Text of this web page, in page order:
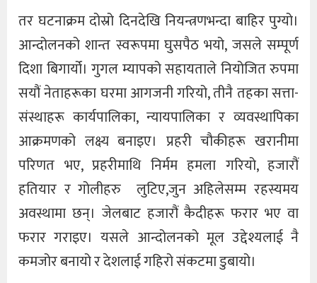
तर घटनाक्रम दोस्रो दिनदेखि नियन्त्रणभन्दा बाहिर पुग्यो।
आन्दोलनको शान्त स्वरूपमा घुसपैठ भयो, जसले सम्पूर्ण
दिशा बिगार्यो। गुगल म्यापको सहायताले नियोजित रुपमा
सयौं नेताहरूका घरमा आगजनी गरियो, तीनै तहका सत्ता-
संस्थाहरू कार्यपालिका, न्यायपालिका र व्यवस्थापिका
आक्रमणको लक्ष्य बनाइए। प्रहरी चौकीहरू खरानीमा
परिणत भए, प्रहरीमाथि निर्मम हमला गरियो, हजारौं
हतियार र गोलीहरु लुटिए,जुन अहिलेसम्म रहस्यमय
अवस्थामा छन्। जेलबाट हजारौं कैदीहरू फरार भए वा
फरार गराइए। यसले आन्दोलनको मूल उद्देश्यलाई नै
कमजोर बनायो र देशलाई गहिरो संकटमा डुबायो।